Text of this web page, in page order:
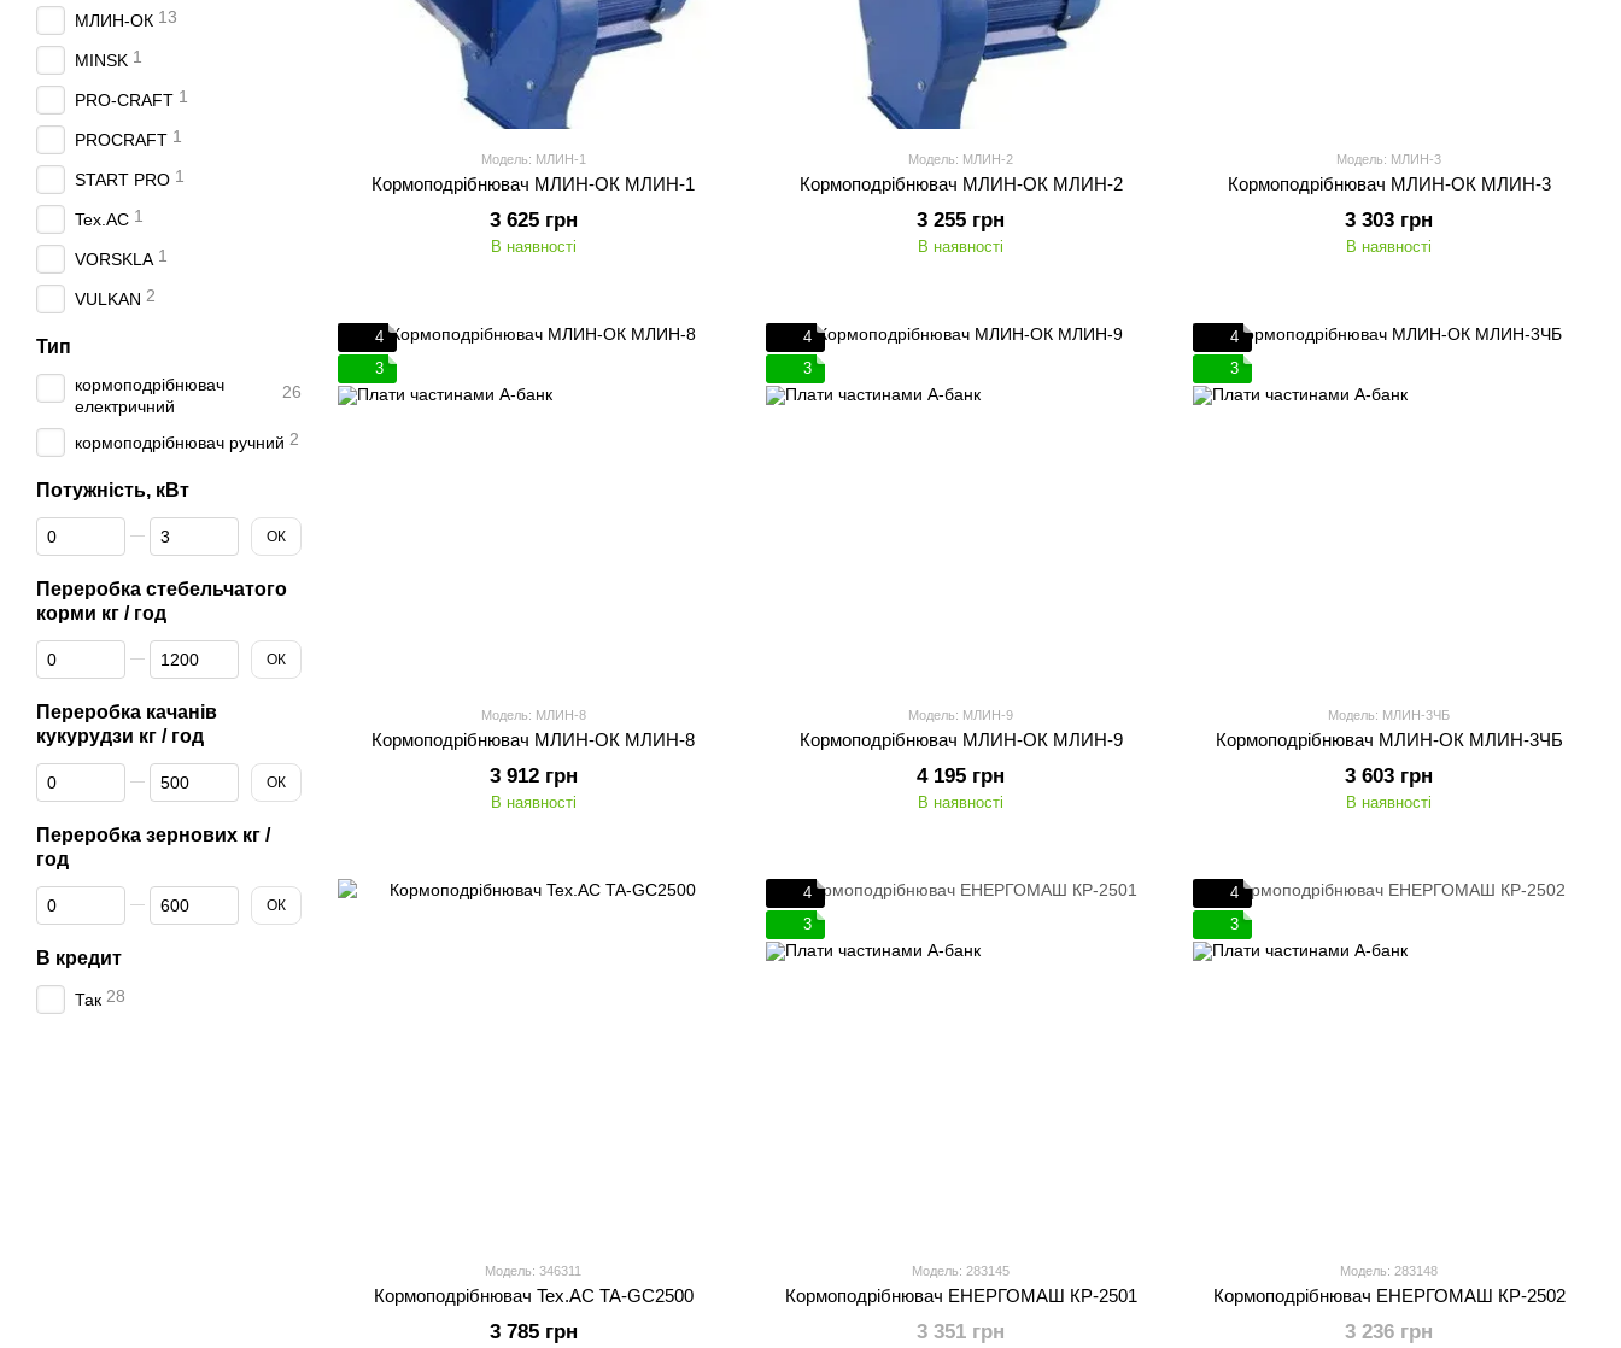
Модель: МЛИН-1
Кормоподрібнювач МЛИН-ОК МЛИН-1
3 625 грн
В наявності
Модель: МЛИН-2
Кормоподрібнювач МЛИН-ОК МЛИН-2
3 255 грн
В наявності
Модель: МЛИН-3
Кормоподрібнювач МЛИН-ОК МЛИН-3
3 303 грн
В наявності
4
3
Модель: МЛИН-8
Кормоподрібнювач МЛИН-ОК МЛИН-8
3 912 грн
В наявності
4
3
Модель: МЛИН-9
Кормоподрібнювач МЛИН-ОК МЛИН-9
4 195 грн
В наявності
4
3
Модель: МЛИН-3ЧБ
Кормоподрібнювач МЛИН-ОК МЛИН-3ЧБ
3 603 грн
В наявності
Модель: 346311
Кормоподрібнювач Tex.AC TA-GC2500
3 785 грн
4
3
Модель: 283145
Кормоподрібнювач ЕНЕРГОМАШ КР-2501
3 351 грн
4
3
Модель: 283148
Кормоподрібнювач ЕНЕРГОМАШ КР-2502
3 236 грн
МЛИН-ОК 13
MINSK 1
PRO-CRAFT 1
PROCRAFT 1
START PRO 1
Tex.AC 1
VORSKLA 1
VULKAN 2
Тип
кормоподрібнювач
електричний
26
кормоподрібнювач ручний 2
Потужність, кВт
Від Потужність, кВт
До Потужність, кВт ОК
Переробка стебельчатого
корми кг / год
Від Переробка стебельчатого корми кг / год
До Переробка стебельчатого корми кг / год
ОК
Переробка качанів
кукурудзи кг / год
Від Переробка качанів кукурудзи кг / год
До Переробка качанів кукурудзи кг / год
ОК
Переробка зернових кг /
год
Від Переробка зернових кг / год
До Переробка зернових кг / год
ОК
В кредит
Так 28